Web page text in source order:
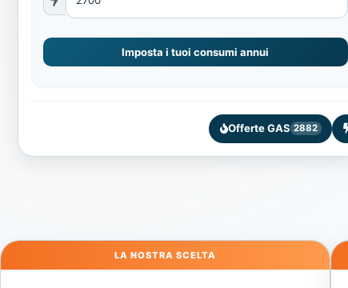
Imposta i tuoi consumi annui
Offerte GAS 2882